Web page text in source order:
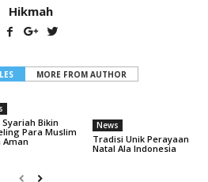
Hikmah
MORE FROM AUTHOR
Bikin
Para Muslim
Aman
News
Tradisi Unik Perayaan
Natal Ala Indonesia